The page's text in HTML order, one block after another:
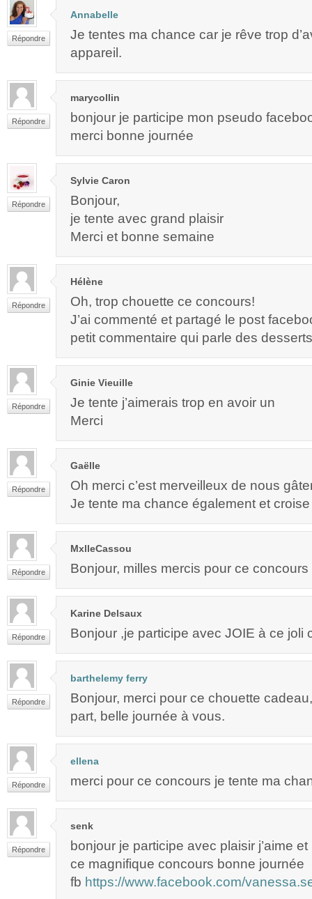
Répondre
Annabelle
Je tentes ma chance car je rêve trop
appareil.
Répondre
marycollin
bonjour je participe mon pseudo
merci bonne journée
Répondre
Sylvie Caron
Bonjour,
je tente avec grand plaisir
Merci et bonne semaine
Répondre
Hélène
Oh, trop chouette ce concours!
J’ai commenté et partagé le post
petit commentaire qui parle des
Répondre
Ginie Vieuille
Je tente j’aimerais trop en avoir un
Merci
Répondre
Gaëlle
Oh merci c’est merveilleux de nous
Je tente ma chance également et
Répondre
MxlleCassou
Bonjour, milles mercis pour ce
Répondre
Karine Delsaux
Bonjour ,je participe avec JOIE à ce joli
Répondre
barthelemy ferry
Bonjour, merci pour ce chouette
part, belle journée à vous.
Répondre
ellena
merci pour ce concours je tente ma
Répondre
senk
bonjour je participe avec plaisir j’aime
ce magnifique concours bonne journée
fb https://www.facebook.com/